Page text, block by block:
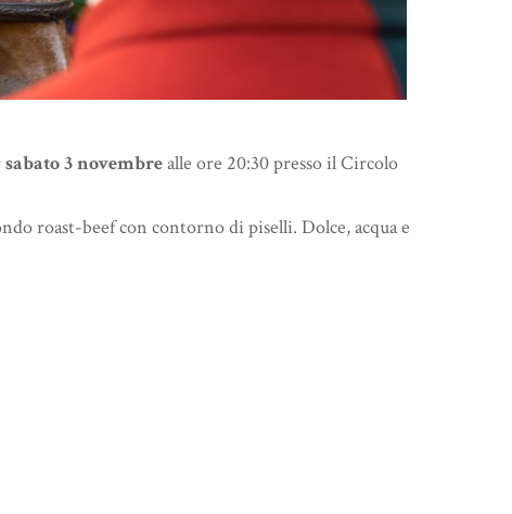
sabato 3 novembrealle ore 20:30 presso il Circolo
roast-beef con contorno di piselli. Dolce, acqua e